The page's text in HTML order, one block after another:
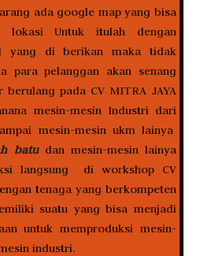
ada google map yang bisa
lokasi Untuk itulah dengan
yang di berikan maka tidak
para pelanggan akan senang
pada CV MITRA JAYA
mesin-mesin Industri dari
mesin-mesin ukm lainya
batu dan mesin-mesin lainya
langsung di workshop CV
tenaga yang berkompeten
suatu yang bisa menjadi
untuk memproduksi mesin-
industri.